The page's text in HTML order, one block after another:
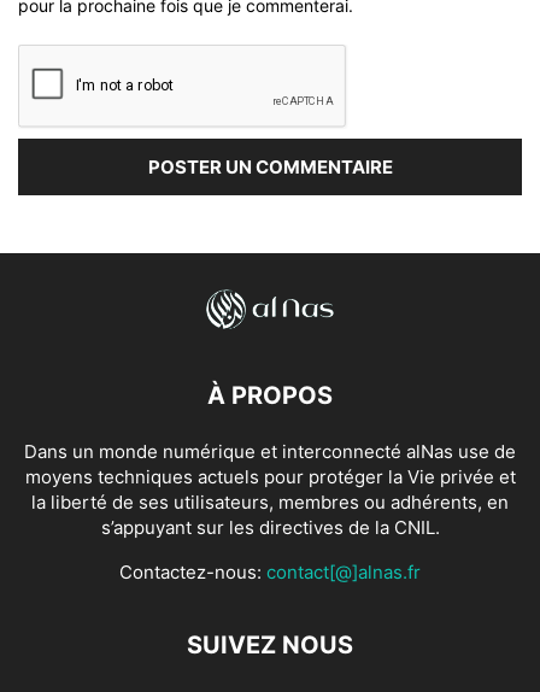
pour la prochaine fois que je commenterai.
À PROPOS
Dans un monde numérique et interconnecté alNas use de
moyens techniques actuels pour protéger la Vie privée et
la liberté de ses utilisateurs, membres ou adhérents, en
s’appuyant sur les directives de la CNIL.
Contactez-nous: contact[@]alnas.fr
SUIVEZ NOUS